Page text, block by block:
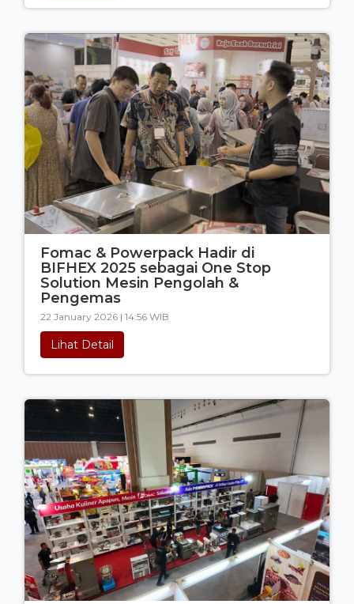
Fomac & Powerpack Hadir di
BIFHEX 2025 sebagai One Stop
Solution Mesin Pengolah &
Pengemas
22 January 2026 | 14:56 WIB
Lihat Detail